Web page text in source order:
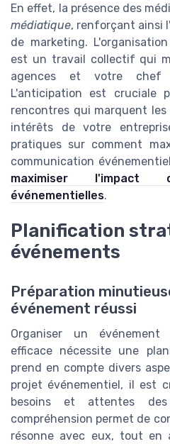
En effet, la présence des
médiatique, renforçant ainsi
de marketing.
est un travail collectif qui
agences et votre chef
L'anticipation est cruciale
rencontres qui marquent
intérêts de votre
pratiques sur comment
communication
maximiser l'impact
événementielles.
Planification
événements
Préparation
événement réussi
Organiser un
efficace nécessite une
prend en compte divers
projet événementiel, il est
besoins et attentes
compréhension permet de
résonne avec eux, tout